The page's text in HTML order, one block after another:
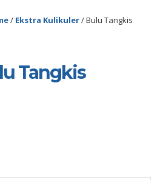
/ Ekstra Kulikuler/Bulu Tangkis
Tangkis